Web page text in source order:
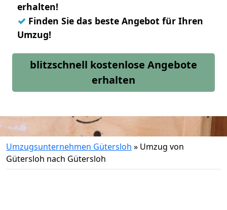
erhalten!
✓ Finden Sie das beste Angebot für Ihren
Umzug!
blitzschnell kostenlose Angebote
erhalten
Umzugsunternehmen Gütersloh » Umzug von
Gütersloh nach Gütersloh